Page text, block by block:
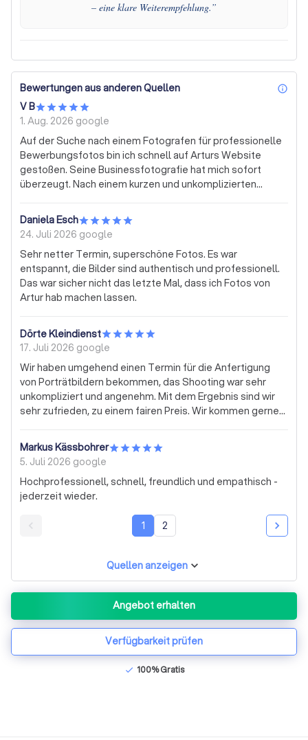
– eine klare Weiterempfehlung.”
Bewertungen aus anderen Quellen
V B
1. Aug. 2026 google
Auf der Suche nach einem Fotografen für professionelle
Bewerbungsfotos bin ich schnell auf Arturs Website
gestoßen. Seine Businessfotografie hat mich sofort
überzeugt. Nach einem kurzen und unkomplizierten
vorbeikommen. Artur ist sehr sympathisch, arbeitet
äußerst professionell und schafft eine angenehme
Atmosphäre. Das Ergebnis spricht für sich: Es sind mit
Abstand die besten Bewerbungsfotos, die bisher von mir
gemacht wurden. Eine klare Empfehlung!
Daniela Esch
24. Juli 2026 google
Sehr netter Termin, superschöne Fotos. Es war
entspannt, die Bilder sind authentisch und professionell.
Das war sicher nicht das letzte Mal, dass ich Fotos von
Artur hab machen lassen.
Dörte Kleindienst
17. Juli 2026 google
Wir haben umgehend einen Termin für die Anfertigung
von Porträtbildern bekommen, das Shooting war sehr
unkompliziert und angenehm. Mit dem Ergebnis sind wir
sehr zufrieden, zu einem fairen Preis. Wir kommen gerne
Markus Kässbohrer
5. Juli 2026 google
Hochprofessionell, schnell, freundlich und empathisch -
jederzeit wieder.
1 2
Quellen anzeigen
Angebot erhalten
Verfügbarkeit prüfen
check 100% Gratis